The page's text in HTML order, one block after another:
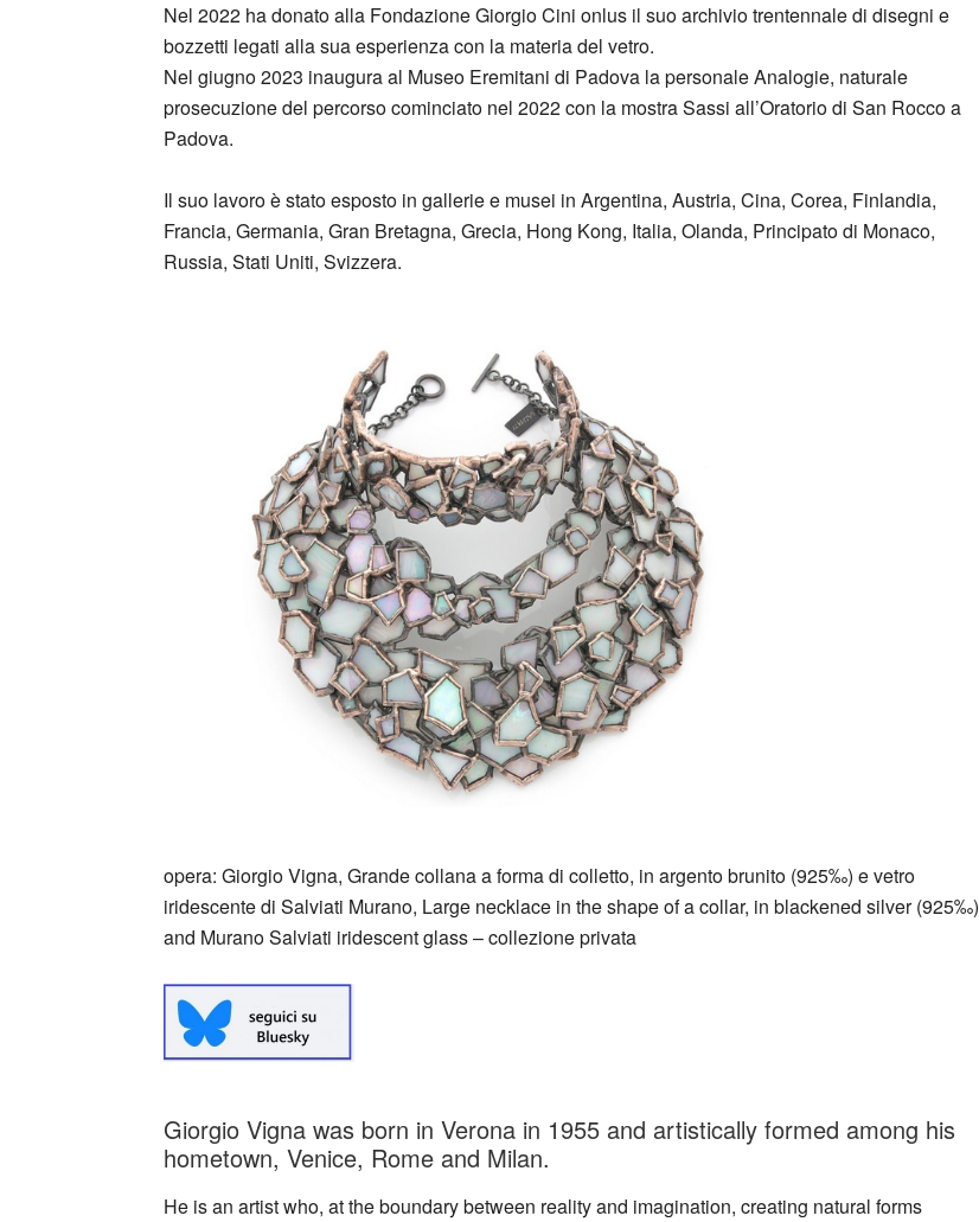
Nel 2022 ha donato alla Fondazione Giorgio Cini onlus il suo archivio trentennale di disegni e
bozzetti legati alla sua esperienza con la materia del vetro.
Nel giugno 2023 inaugura al Museo Eremitani di Padova la personale Analogie, naturale
prosecuzione del percorso cominciato nel 2022 con la mostra Sassi all’Oratorio di San Rocco a
Padova.
Il suo lavoro è stato esposto in gallerie e musei in Argentina, Austria, Cina, Corea, Finlandia,
Francia, Germania, Gran Bretagna, Grecia, Hong Kong, Italia, Olanda, Principato di Monaco,
Russia, Stati Uniti, Svizzera.
opera: Giorgio Vigna, Grande collana a forma di colletto, in argento brunito (925‰) e vetro
iridescente di Salviati Murano, Large necklace in the shape of a collar, in blackened silver (925‰)
and Murano Salviati iridescent glass – collezione privata
Giorgio Vigna was born in Verona in 1955 and artistically formed among his
hometown, Venice, Rome and Milan.
He is an artist who, at the boundary between reality and imagination, creating natural forms